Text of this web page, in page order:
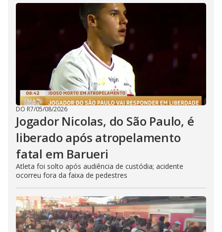
DO R7/05/08/2026
Jogador Nicolas, do São Paulo, é
liberado após atropelamento
fatal em Barueri
Atleta foi solto após audiência de custódia; acidente
ocorreu fora da faixa de pedestres